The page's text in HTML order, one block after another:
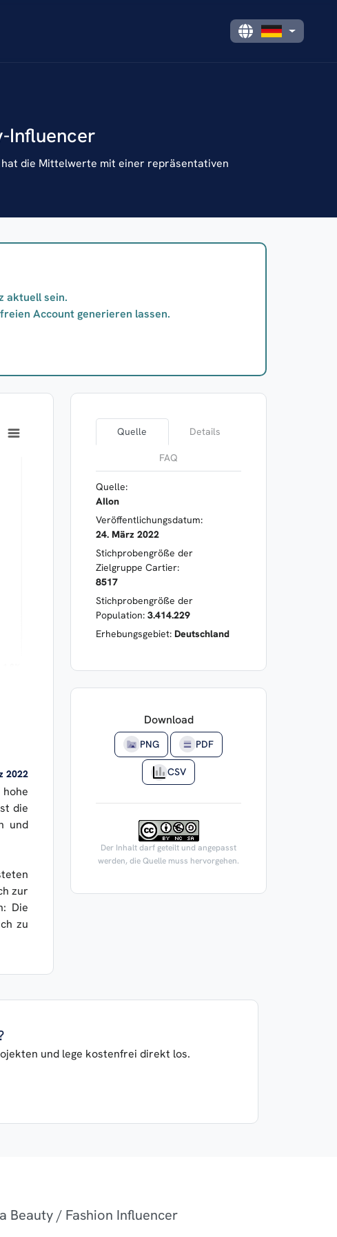
Influencer
hat die Mittelwerte mit einer repräsentativen
aktuell sein.
Account generieren lassen.
2022
die
und
zur
Die
zu
Quelle Details
FAQ
Quelle:
AIlon
Veröffentlichungsdatum:
24. März 2022
Stichprobengröße der
Zielgruppe Cartier:
8517
Stichprobengröße der
Population: 3.414.229
Erhebungsgebiet: Deutschland
Download
PNG PDF
CSV
Der Inhalt darf geteilt und angepasst
werden, die Quelle muss hervorgehen.
und lege kostenfrei direkt los.
Beauty / Fashion Influencer